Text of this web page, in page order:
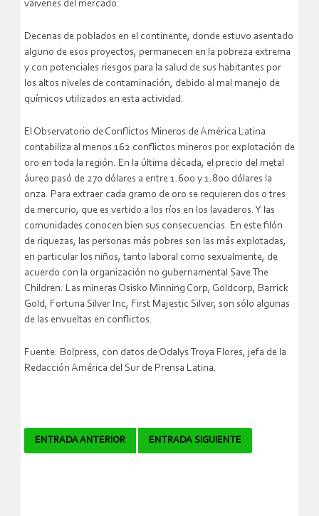
vaivenes del mercado.
Decenas de poblados en el continente, donde estuvo asentado
alguno de esos proyectos, permanecen en la pobreza extrema
y con potenciales riesgos para la salud de sus habitantes por
los altos niveles de contaminación, debido al mal manejo de
químicos utilizados en esta actividad.
El Observatorio de Conflictos Mineros de América Latina
contabiliza al menos 162 conflictos mineros por explotación de
oro en toda la región. En la última década, el precio del metal
áureo pasó de 270 dólares a entre 1.600 y 1.800 dólares la
onza. Para extraer cada gramo de oro se requieren dos o tres
de mercurio, que es vertido a los ríos en los lavaderos. Y las
comunidades conocen bien sus consecuencias. En este filón
de riquezas, las personas más pobres son las más explotadas,
en particular los niños, tanto laboral como sexualmente, de
acuerdo con la organización no gubernamental Save The
Children. Las mineras Osisko Minning Corp, Goldcorp, Barrick
Gold, Fortuna Silver Inc, First Majestic Silver, son sólo algunas
de las envueltas en conflictos.
Fuente: Bolpress, con datos de Odalys Troya Flores, jefa de la
Redacción América del Sur de Prensa Latina.
Navegador
ENTRADA ANTERIOR ENTRADA SIGUIENTE